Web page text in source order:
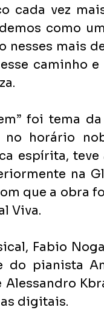
cada vez
como
nesses mais
caminho
foi tema
no horário
espírita,
na
que a obra
Viva.
Fabio
do pianista
digitais.